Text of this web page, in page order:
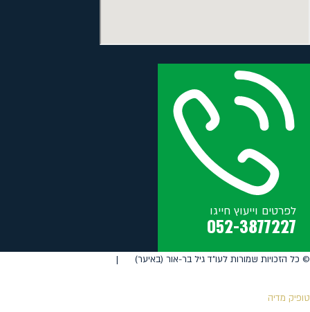
לפרטים וייעוץ חייגו
052-3877227
©️ כל הזכויות שמורות לעו"ד גיל בר-אור (באיער) |
טופיק מדיה